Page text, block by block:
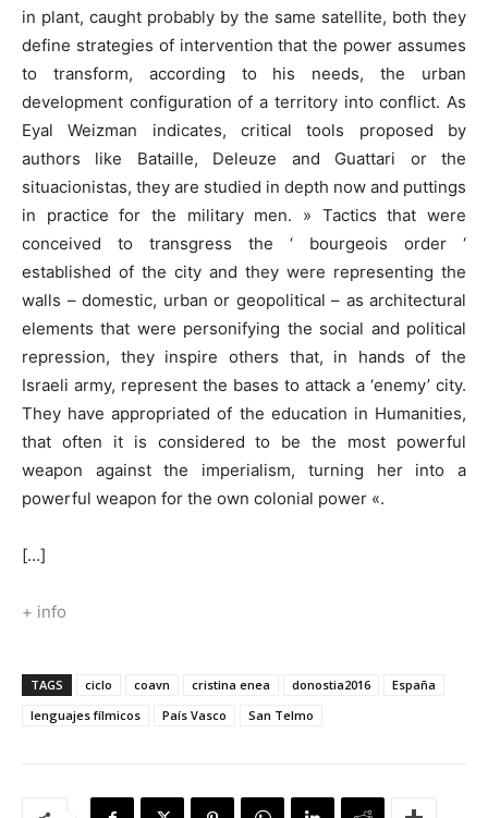
in plant, caught probably by the same satellite, both they
define strategies of intervention that the power assumes
to transform, according to his needs, the urban
development configuration of a territory into conflict. As
Eyal Weizman indicates, critical tools proposed by
authors like Bataille, Deleuze and Guattari or the
situacionistas, they are studied in depth now and puttings
in practice for the military men. » Tactics that were
conceived to transgress the ‘ bourgeois order ‘
established of the city and they were representing the
walls – domestic, urban or geopolitical – as architectural
elements that were personifying the social and political
repression, they inspire others that, in hands of the
Israeli army, represent the bases to attack a ‘enemy’ city.
They have appropriated of the education in Humanities,
that often it is considered to be the most powerful
weapon against the imperialism, turning her into a
powerful weapon for the own colonial power «.
[…]
+ info
TAGS ciclo coavn cristina enea donostia2016
España
lenguajes fílmicos
País Vasco San Telmo